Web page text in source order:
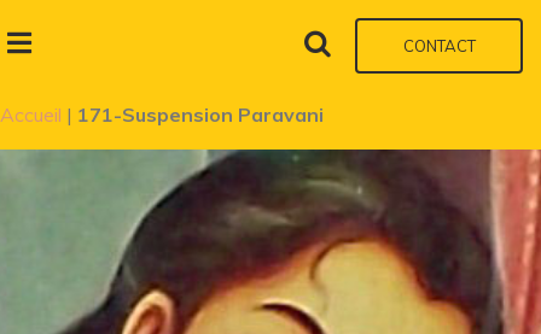
CONTACT
Accueil | 171-Suspension Paravani